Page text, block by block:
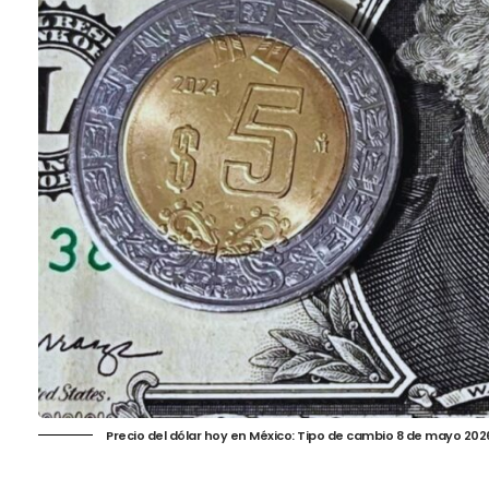
Precio del dólar hoy en México: Tipo de cambio 8 de mayo